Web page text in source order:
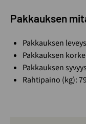
Pakkauksen
Pakkauksen
Pakkauksen
Pakkauksen
Rahtipaino (kg):